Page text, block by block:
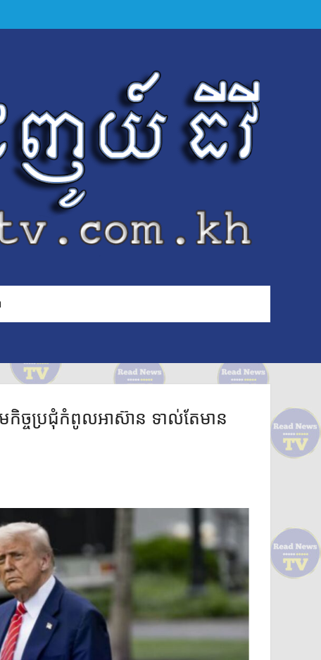
ច្ចប្រជុំកំពូលអាស៊ាន ទាល់តែមាន